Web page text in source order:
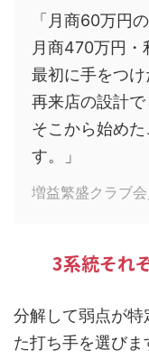
「月商60万円
月商470万円・
最初に手をつ
再来店の設計で
そこから始め
す。」
増益繁盛クラブ会
3系統それ
分解して弱点が
た打ち手を選びま